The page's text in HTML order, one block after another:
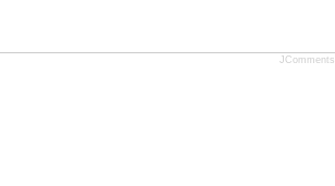
JComments